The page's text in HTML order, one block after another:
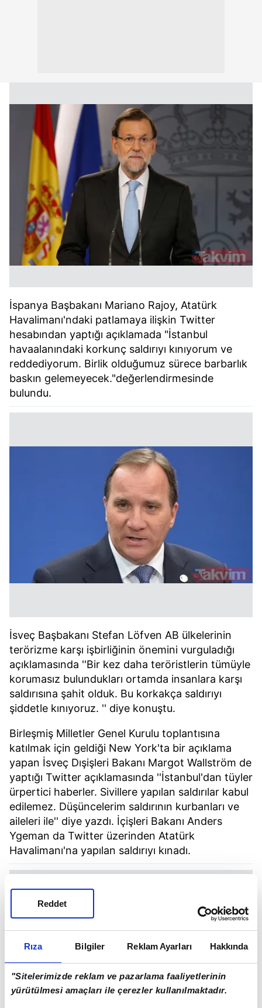
Rıza Bilgiler Reklam Ayarları Hakkında
"Sitelerimizde reklam ve pazarlama faaliyetlerinin
yürütülmesi amaçları ile çerezler kullanılmaktadır.
Reddet
İspanya Başbakanı Mariano Rajoy, Atatürk
Havalimanı'ndaki patlamaya ilişkin Twitter
hesabından yaptığı açıklamada "İstanbul
havaalanındaki korkunç saldırıyı kınıyorum ve
reddediyorum. Birlik olduğumuz sürece barbarlık
baskın gelemeyecek."değerlendirmesinde
bulundu.
İsveç Başbakanı Stefan Löfven AB ülkelerinin
terörizme karşı işbirliğinin önemini vurguladığı
açıklamasında ''Bir kez daha teröristlerin tümüyle
korumasız bulundukları ortamda insanlara karşı
saldırısına şahit olduk. Bu korkakça saldırıyı
şiddetle kınıyoruz. '' diye konuştu.
Birleşmiş Milletler Genel Kurulu toplantısına
katılmak için geldiği New York'ta bir açıklama
yapan İsveç Dışişleri Bakanı Margot Wallström de
yaptığı Twitter açıklamasında ''İstanbul'dan tüyler
ürpertici haberler. Sivillere yapılan saldırılar kabul
edilemez. Düşüncelerim saldırının kurbanları ve
aileleri ile'' diye yazdı. İçişleri Bakanı Anders
Ygeman da Twitter üzerinden Atatürk
Havalimanı'na yapılan saldırıyı kınadı.